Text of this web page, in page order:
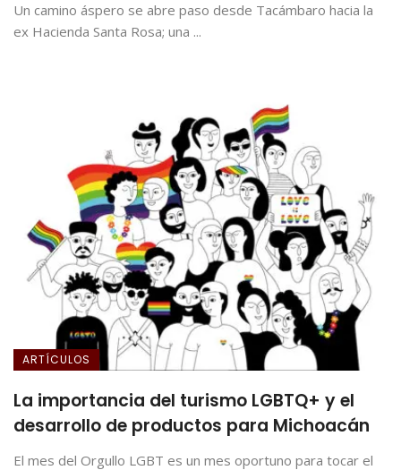
Un camino áspero se abre paso desde Tacámbaro hacia la
ex Hacienda Santa Rosa; una ...
ARTÍCULOS
La importancia del turismo LGBTQ+ y el
desarrollo de productos para Michoacán
El mes del Orgullo LGBT es un mes oportuno para tocar el